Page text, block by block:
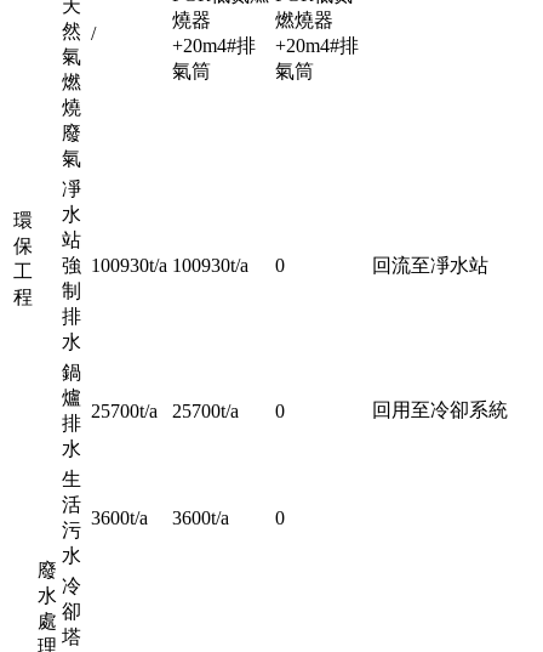
環
保
工
程
天
然
氣
燃
燒
廢
氣
/
燒器
+20m4#排
氣筒
燃燒器
+20m4#排
氣筒
廢
水
處
理
凈
水
站
強
制
排
水
100930t/a 100930t/a 0 回流至凈水站
鍋
爐
排
水
25700t/a 25700t/a 0 回用至冷卻系統
生
活
污
水
3600t/a 3600t/a 0
冷
卻
塔